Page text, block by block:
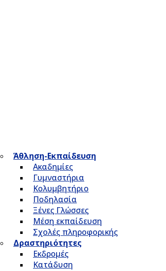
Άθληση-Εκπαίδευση
Ακαδημίες
Γυμναστήρια
Κολυμβητήριο
Ποδηλασία
Ξένες Γλώσσες
Μέση εκπαίδευση
Σχολές πληροφορικής
Δραστηριότητες
Εκδρομές
Κατάδυση